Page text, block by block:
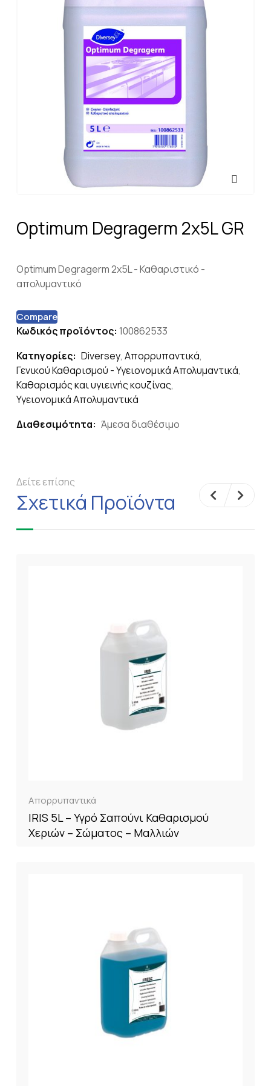
Optimum Degragerm 2x5L GR
Optimum Degragerm 2x5L - Καθαριστικό -
απολυμαντικό
Compare
Κωδικός προϊόντος: 100862533
Κατηγορίες: Diversey, Απορρυπαντικά,
Γενικού Καθαρισμού - Υγειονομικά Απολυμαντικά,
Καθαρισμός και υγιεινής κουζίνας,
Υγειονομικά Απολυμαντικά
Διαθεσιμότητα: Άμεσα διαθέσιμο
Δείτε επίσης
Σχετικά Προϊόντα
Απορρυπαντικά
IRIS 5L – Υγρό Σαπούνι Καθαρισμού
Χεριών – Σώματος – Μαλλιών